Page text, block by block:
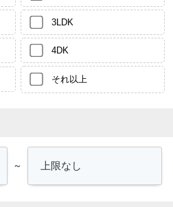
3LDK
4DK
それ以上
～